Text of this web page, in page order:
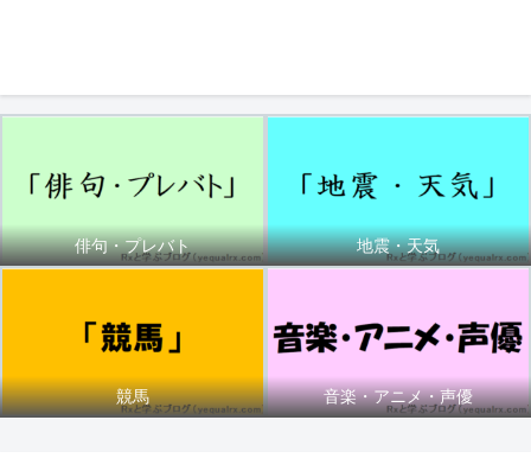
俳句・プレバト 地震・天気
競馬 音楽・アニメ・声優